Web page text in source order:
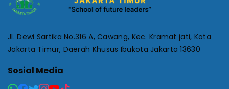
Jl. Dewi Sartika No.316 A, Cawang, Kec. Kramat jati, Kota
Jakarta Timur, Daerah Khusus Ibukota Jakarta 13630
Sosial Media